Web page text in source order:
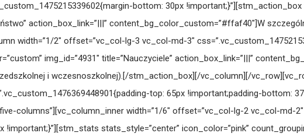
bottom: 30px !important;}”][stm_action_box
action_box_link=”|||” content_bg_color_custom=”#ffaf40″]W
width=”1/2″ offset=”vc_col-lg-3 vc_col-md-3″
img_id=”4931″ title=”Nauczyciele” action_box_link=”|||”
i wczesnoszkolnej).[/stm_action_box][/vc_column][/
top: 65px !important;padding-bottom:
columns”][vc_column_inner width=”1/6″ offset=”vc_col-lg-2 vc_col-md-2″
stats_style=”center” icon_color=”pink”